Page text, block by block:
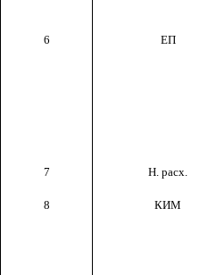
6 ЕП
7 Н. расх.
8 КИМ